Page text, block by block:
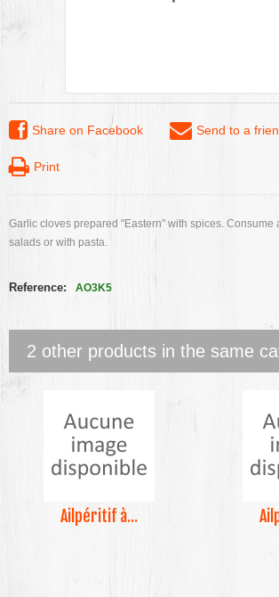
Share on Facebook Send to a
Print
Garlic cloves prepared "Eastern" with spices. Consume
salads or with pasta.
Reference: AO3K5
2 other products in the same
Ailpéritif à...